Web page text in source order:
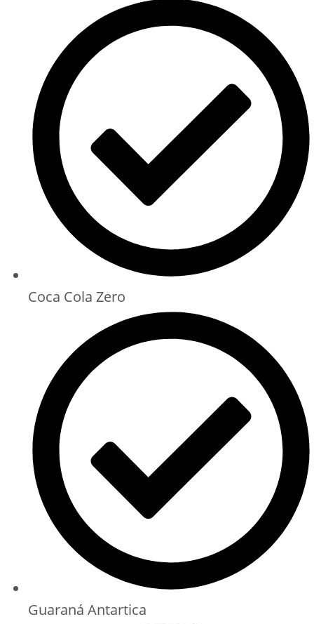
Coca Cola Zero
Guaraná Antartica